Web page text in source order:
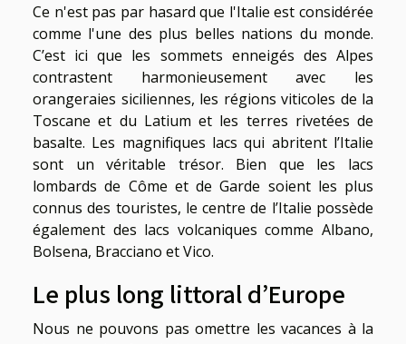
Ce n'est pas par hasard que l'Italie est considérée
comme l'une des plus belles nations du monde.
C’est ici que les sommets enneigés des Alpes
contrastent harmonieusement avec les
orangeraies siciliennes, les régions viticoles de la
Toscane et du Latium et les terres rivetées de
basalte. Les magnifiques lacs qui abritent l’Italie
sont un véritable trésor. Bien que les lacs
lombards de Côme et de Garde soient les plus
connus des touristes, le centre de l’Italie possède
également des lacs volcaniques comme Albano,
Bolsena, Bracciano et Vico.
Le plus long littoral d’Europe
Nous ne pouvons pas omettre les vacances à la